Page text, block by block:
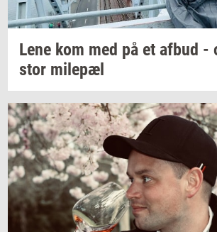
Lene kom med på et afbud -
stor milepæl